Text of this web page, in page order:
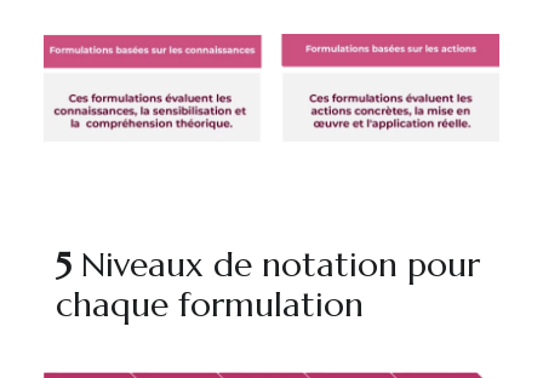
5 Niveaux de notation pour
chaque formulation